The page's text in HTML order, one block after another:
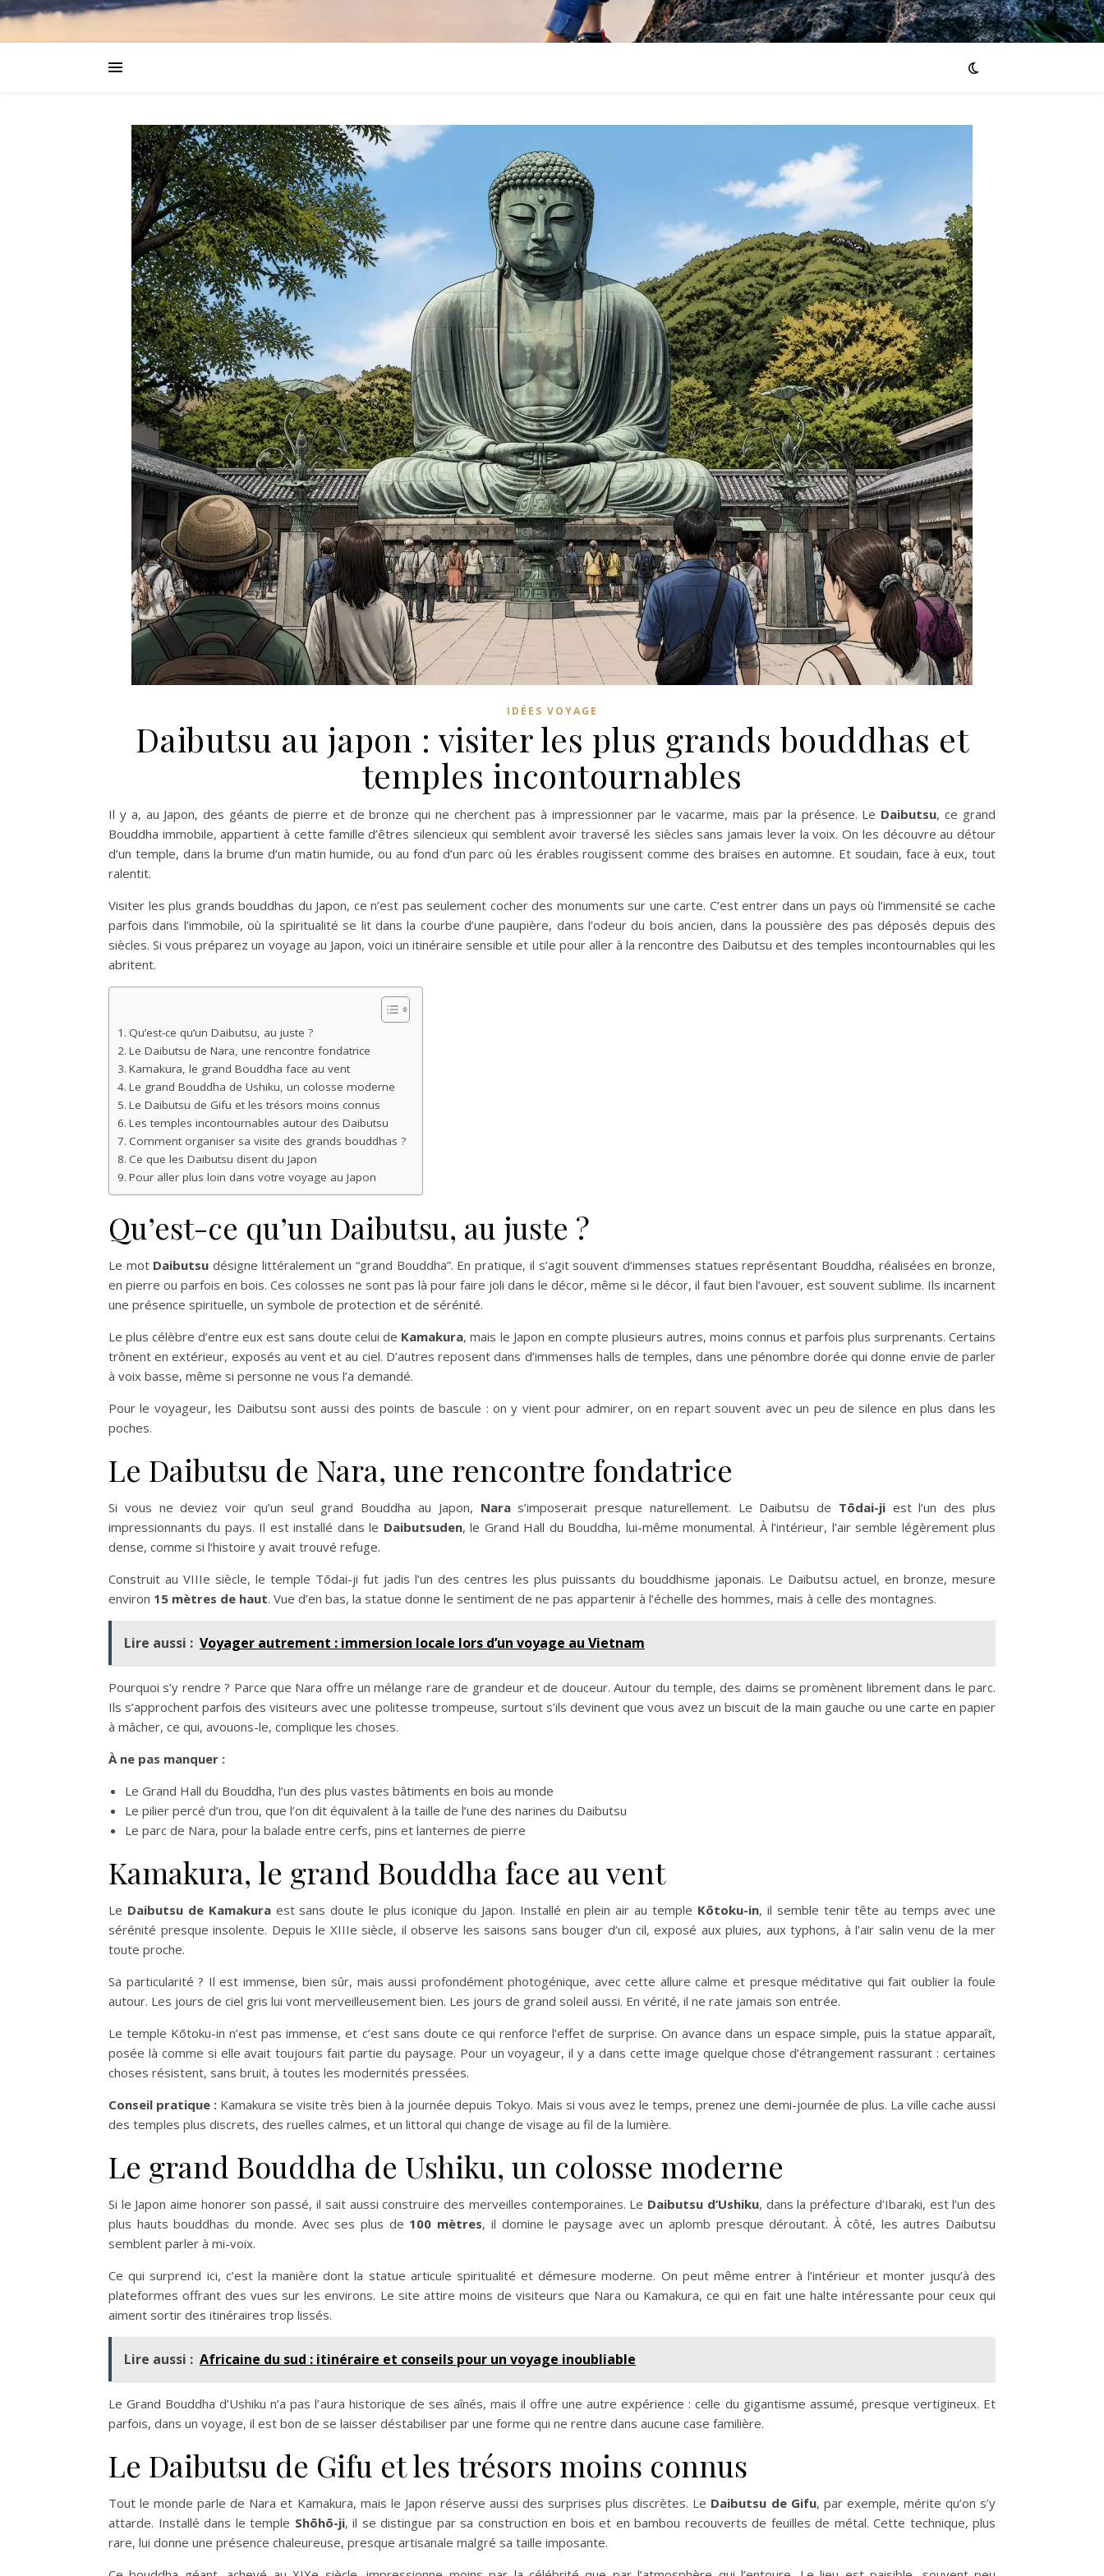
IDÉES VOYAGE
Daibutsu au japon : visiter les plus grands bouddhas et
temples incontournables
Il y a, au Japon, des géants de pierre et de bronze qui ne cherchent pas à impressionner par le vacarme, mais par la présence. Le Daibutsu, ce grand
Bouddha immobile, appartient à cette famille d’êtres silencieux qui semblent avoir traversé les siècles sans jamais lever la voix. On les découvre au détour
d’un temple, dans la brume d’un matin humide, ou au fond d’un parc où les érables rougissent comme des braises en automne. Et soudain, face à eux, tout
ralentit.
Visiter les plus grands bouddhas du Japon, ce n’est pas seulement cocher des monuments sur une carte. C’est entrer dans un pays où l’immensité se cache
parfois dans l’immobile, où la spiritualité se lit dans la courbe d’une paupière, dans l’odeur du bois ancien, dans la poussière des pas déposés depuis des
siècles. Si vous préparez un voyage au Japon, voici un itinéraire sensible et utile pour aller à la rencontre des Daibutsu et des temples incontournables qui les
abritent.
Qu’est-ce qu’un Daibutsu, au juste ?
Le Daibutsu de Nara, une rencontre fondatrice
Kamakura, le grand Bouddha face au vent
Le grand Bouddha de Ushiku, un colosse moderne
Le Daibutsu de Gifu et les trésors moins connus
Les temples incontournables autour des Daibutsu
Comment organiser sa visite des grands bouddhas ?
Ce que les Daibutsu disent du Japon
Pour aller plus loin dans votre voyage au Japon
Qu’est-ce qu’un Daibutsu, au juste ?
Le mot Daibutsu désigne littéralement un “grand Bouddha”. En pratique, il s’agit souvent d’immenses statues représentant Bouddha, réalisées en bronze,
en pierre ou parfois en bois. Ces colosses ne sont pas là pour faire joli dans le décor, même si le décor, il faut bien l’avouer, est souvent sublime. Ils incarnent
une présence spirituelle, un symbole de protection et de sérénité.
Le plus célèbre d’entre eux est sans doute celui de Kamakura, mais le Japon en compte plusieurs autres, moins connus et parfois plus surprenants. Certains
trônent en extérieur, exposés au vent et au ciel. D’autres reposent dans d’immenses halls de temples, dans une pénombre dorée qui donne envie de parler
à voix basse, même si personne ne vous l’a demandé.
Pour le voyageur, les Daibutsu sont aussi des points de bascule : on y vient pour admirer, on en repart souvent avec un peu de silence en plus dans les
poches.
Le Daibutsu de Nara, une rencontre fondatrice
Si vous ne deviez voir qu’un seul grand Bouddha au Japon, Naras’imposerait presque naturellement. Le Daibutsu de Tōdai-jiest l’un des plus
impressionnants du pays. Il est installé dans le Daibutsuden, le Grand Hall du Bouddha, lui-même monumental. À l’intérieur, l’air semble légèrement plus
dense, comme si l’histoire y avait trouvé refuge.
Construit au VIIIe siècle, le temple Tōdai-ji fut jadis l’un des centres les plus puissants du bouddhisme japonais. Le Daibutsu actuel, en bronze, mesure
environ 15 mètres de haut. Vue d’en bas, la statue donne le sentiment de ne pas appartenir à l’échelle des hommes, mais à celle des montagnes.
Lire aussi : Voyager autrement : immersion locale lors d’un voyage au Vietnam
Pourquoi s’y rendre ? Parce que Nara offre un mélange rare de grandeur et de douceur. Autour du temple, des daims se promènent librement dans le parc.
Ils s’approchent parfois des visiteurs avec une politesse trompeuse, surtout s’ils devinent que vous avez un biscuit de la main gauche ou une carte en papier
à mâcher, ce qui, avouons-le, complique les choses.
À ne pas manquer :
Le Grand Hall du Bouddha, l’un des plus vastes bâtiments en bois au monde
Le pilier percé d’un trou, que l’on dit équivalent à la taille de l’une des narines du Daibutsu
Le parc de Nara, pour la balade entre cerfs, pins et lanternes de pierre
Kamakura, le grand Bouddha face au vent
Le Daibutsu de Kamakuraest sans doute le plus iconique du Japon. Installé en plein air au temple Kōtoku-in, il semble tenir tête au temps avec une
sérénité presque insolente. Depuis le XIIIe siècle, il observe les saisons sans bouger d’un cil, exposé aux pluies, aux typhons, à l’air salin venu de la mer
toute proche.
Sa particularité ? Il est immense, bien sûr, mais aussi profondément photogénique, avec cette allure calme et presque méditative qui fait oublier la foule
autour. Les jours de ciel gris lui vont merveilleusement bien. Les jours de grand soleil aussi. En vérité, il ne rate jamais son entrée.
Le temple Kōtoku-in n’est pas immense, et c’est sans doute ce qui renforce l’effet de surprise. On avance dans un espace simple, puis la statue apparaît,
posée là comme si elle avait toujours fait partie du paysage. Pour un voyageur, il y a dans cette image quelque chose d’étrangement rassurant : certaines
choses résistent, sans bruit, à toutes les modernités pressées.
Conseil pratique : Kamakura se visite très bien à la journée depuis Tokyo. Mais si vous avez le temps, prenez une demi-journée de plus. La ville cache aussi
des temples plus discrets, des ruelles calmes, et un littoral qui change de visage au fil de la lumière.
Le grand Bouddha de Ushiku, un colosse moderne
Si le Japon aime honorer son passé, il sait aussi construire des merveilles contemporaines. Le Daibutsu d’Ushiku, dans la préfecture d’Ibaraki, est l’un des
plus hauts bouddhas du monde. Avec ses plus de 100 mètres, il domine le paysage avec un aplomb presque déroutant. À côté, les autres Daibutsu
semblent parler à mi-voix.
Ce qui surprend ici, c’est la manière dont la statue articule spiritualité et démesure moderne. On peut même entrer à l’intérieur et monter jusqu’à des
plateformes offrant des vues sur les environs. Le site attire moins de visiteurs que Nara ou Kamakura, ce qui en fait une halte intéressante pour ceux qui
aiment sortir des itinéraires trop lissés.
Lire aussi : Africaine du sud : itinéraire et conseils pour un voyage inoubliable
Le Grand Bouddha d’Ushiku n’a pas l’aura historique de ses aînés, mais il offre une autre expérience : celle du gigantisme assumé, presque vertigineux. Et
parfois, dans un voyage, il est bon de se laisser déstabiliser par une forme qui ne rentre dans aucune case familière.
Le Daibutsu de Gifu et les trésors moins connus
Tout le monde parle de Nara et Kamakura, mais le Japon réserve aussi des surprises plus discrètes. Le Daibutsu de Gifu, par exemple, mérite qu’on s’y
attarde. Installé dans le temple Shōhō-ji, il se distingue par sa construction en bois et en bambou recouverts de feuilles de métal. Cette technique, plus
rare, lui donne une présence chaleureuse, presque artisanale malgré sa taille imposante.